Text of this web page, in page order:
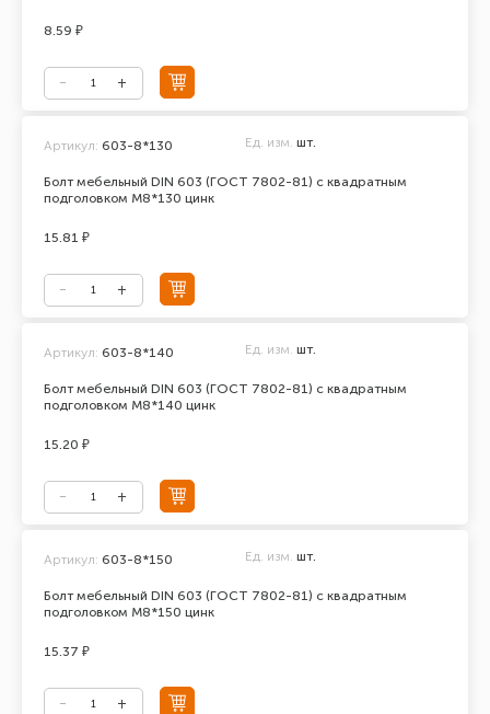
8.59 ₽
Болт мебельный DIN 603 (ГОСТ 7802-81) с квадратным
подголовком М8*130 цинк
Артикул: 603-8*130 Ед. изм. шт.
15.81 ₽
Болт мебельный DIN 603 (ГОСТ 7802-81) с квадратным
подголовком М8*140 цинк
Артикул: 603-8*140 Ед. изм. шт.
15.20 ₽
Болт мебельный DIN 603 (ГОСТ 7802-81) с квадратным
подголовком М8*150 цинк
Артикул: 603-8*150 Ед. изм. шт.
15.37 ₽